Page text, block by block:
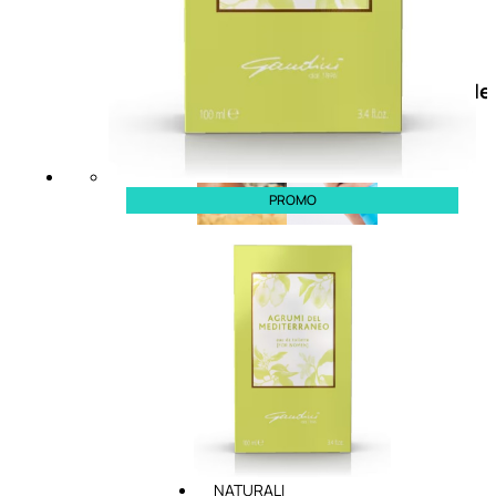
Doposole
doposole
NATURALI
PROMO